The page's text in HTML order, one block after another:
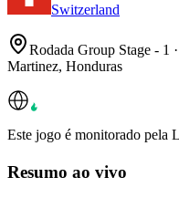
Switzerland
Rodada Group Stage - 1
Martinez, Honduras
Este jogo é monitorado pela
Resumo ao vivo